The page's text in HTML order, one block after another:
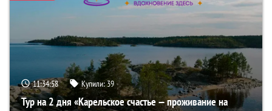
11:34:57 Купили:39
Тур на 2 дня «Карельское счастье — проживание на